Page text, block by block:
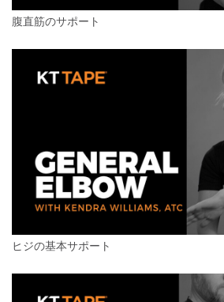
腹直筋のサポート
ヒジの基本サポート